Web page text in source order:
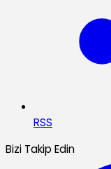
RSS
Bizi Takip Edin